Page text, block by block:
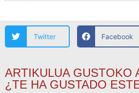
Twitter Facebook
ARTIKULUA GUSTOKO
¿TE HA GUSTADO